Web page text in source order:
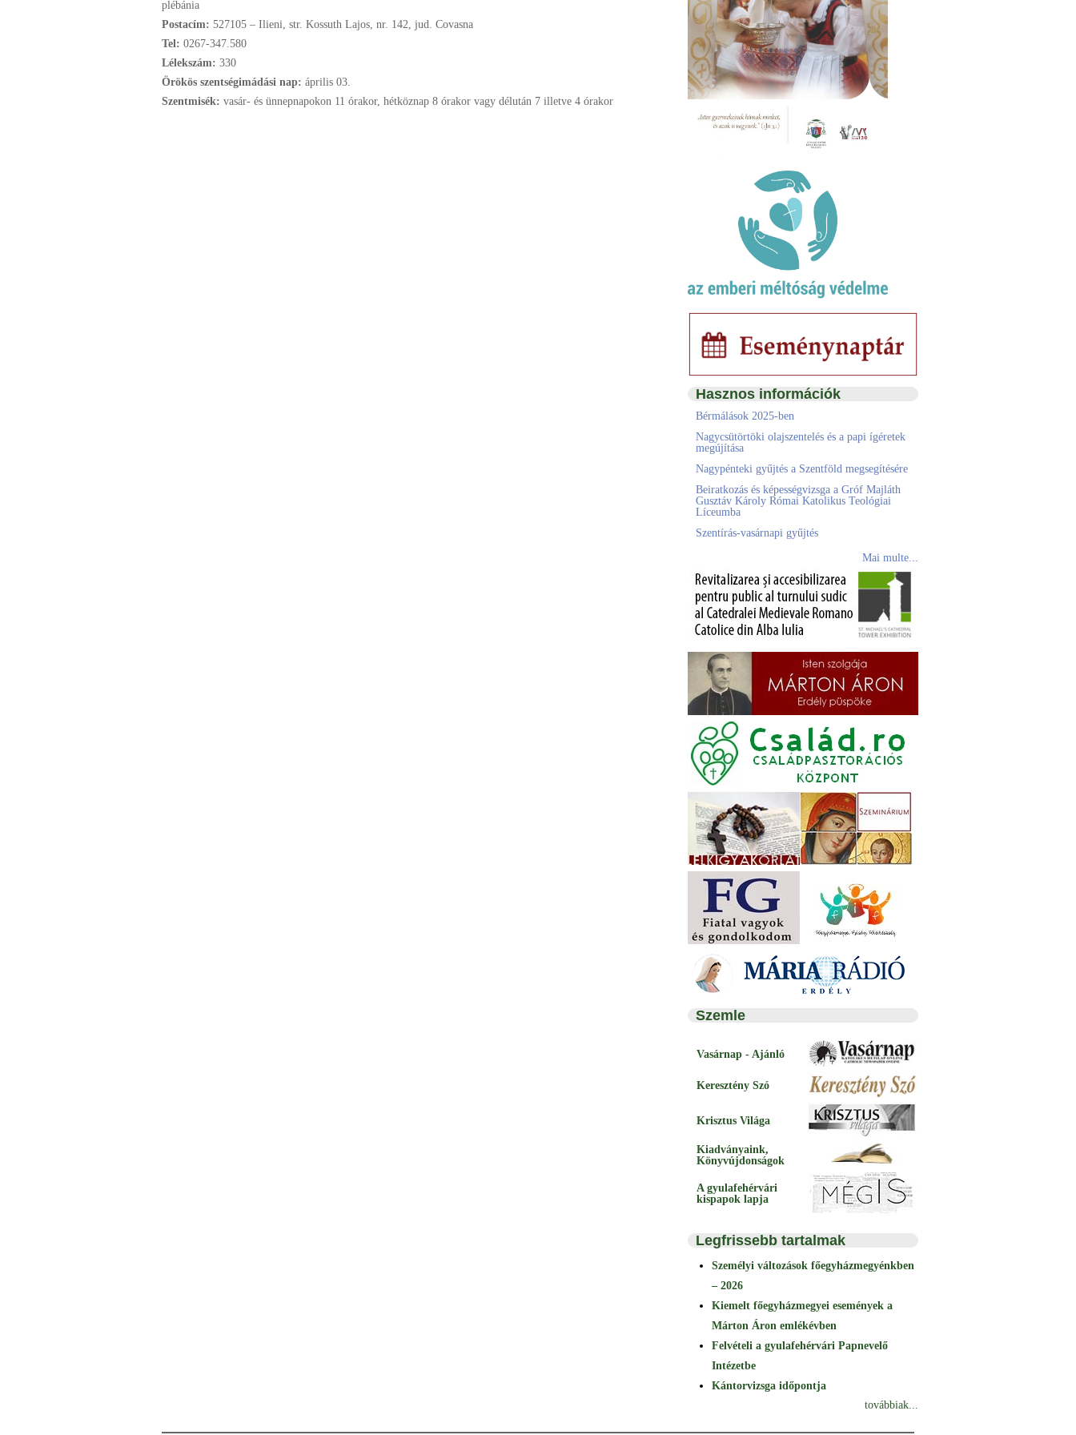
plébánia
Postacím: 527105 – Ilieni, str. Kossuth Lajos, nr. 142, jud. Covasna
Tel: 0267-347.580
Lélekszám: 330
Örökös szentségimádási nap: április 03.
Szentmisék: vasár- és ünnepnapokon 11 órakor, hétköznap 8 órakor vagy délután 7 illetve 4 órakor
Hasznos információk
Bérmálások 2025-ben
Nagycsütörtöki olajszentelés és a papi ígéretek
megújítása
Nagypénteki gyűjtés a Szentföld megsegítésére
Beiratkozás és képességvizsga a Gróf Majláth
Gusztáv Károly Római Katolikus Teológiai
Líceumba
Szentírás-vasárnapi gyűjtés
Mai multe...
Szemle
Vasárnap - Ajánló
Keresztény Szó
Krisztus Világa
Kiadványaink,
Könyvújdonságok
A gyulafehérvári
kispapok lapja
Legfrissebb tartalmak
Személyi változások főegyházmegyénkben
– 2026
Kiemelt főegyházmegyei események a
Márton Áron emlékévben
Felvételi a gyulafehérvári Papnevelő
Intézetbe
Kántorvizsga időpontja
továbbiak...